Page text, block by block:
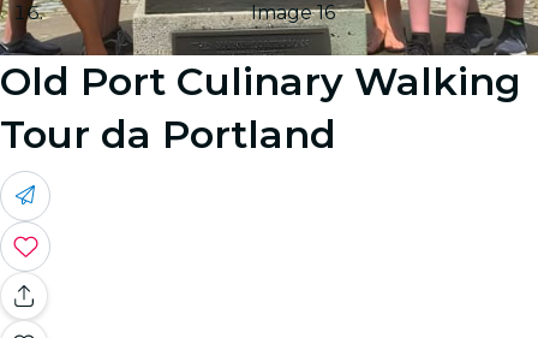
Image 16
Old Port Culinary Walking
Tour da Portland